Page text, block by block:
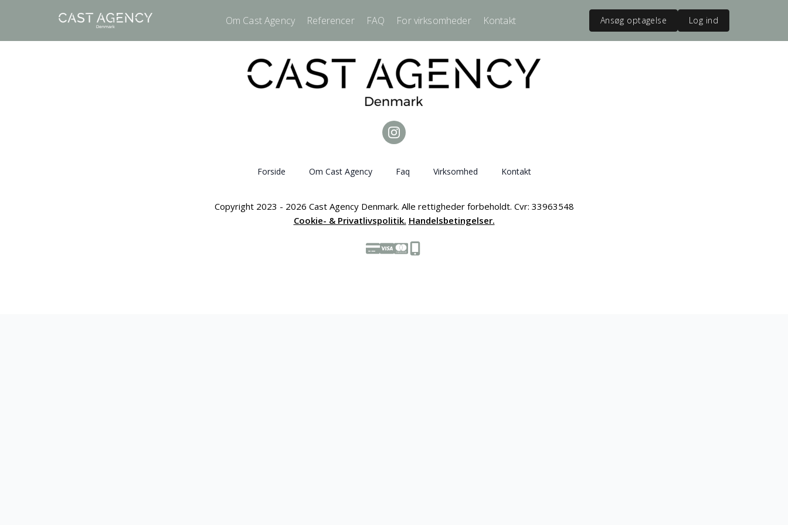
Om Cast Agency Referencer FAQ For virksomheder Kontakt Ansøg optagelse Log ind
Forside Om Cast Agency Faq Virksomhed Kontakt
Copyright 2023 - 2026 Cast Agency Denmark. Alle rettigheder forbeholdt. Cvr: 33963548
Cookie- & Privatlivspolitik. Handelsbetingelser.